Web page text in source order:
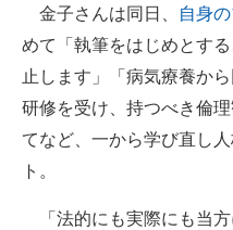
ちょっと気になるネットの話
金子さんは同日、 自身
めて「執筆をはじめとす
止します」「病気療養か
研修を受け、持つべき倫
てなど、一から学び直し
ト。
「法的にも実際にも当方